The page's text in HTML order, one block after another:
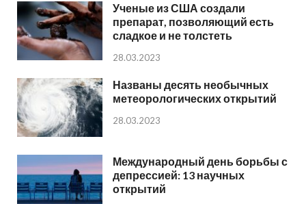
Ученые из США создали
препарат, позволяющий есть
сладкое и не толстеть
28.03.2023
Названы десять необычных
метеорологических открытий
28.03.2023
Международный день борьбы с
депрессией: 13 научных
открытий